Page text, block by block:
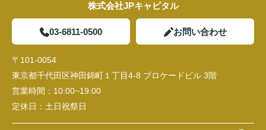
株式会社JPキャピタル
03-6811-0500 お問い合わせ
〒101-0054
東京都千代田区神田錦町１丁目4-8 ブロケードビル 3階
営業時間： 10:00~19:00
定休日： 土日祝祭日